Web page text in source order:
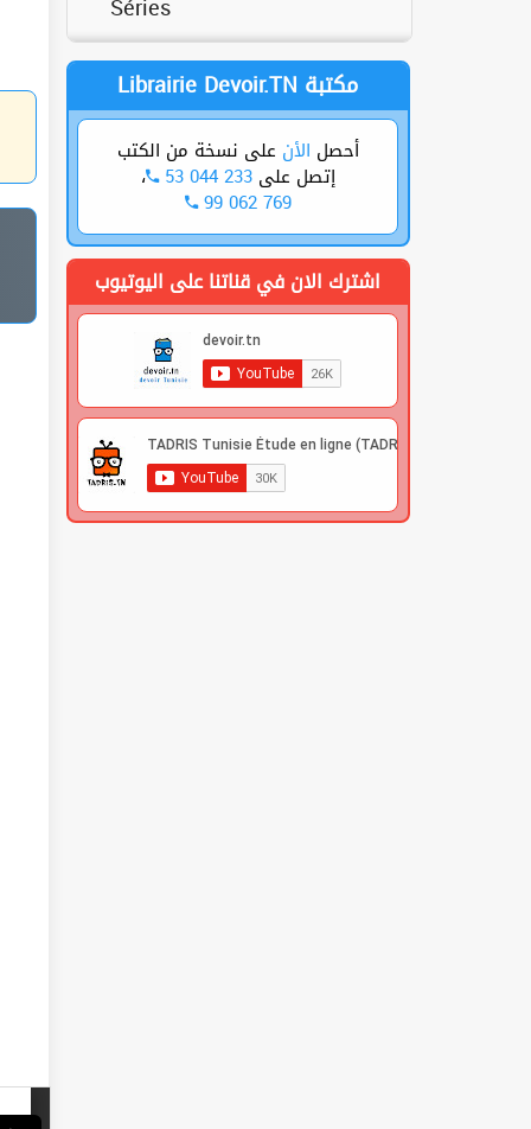
Librairie Devoir.TN مكتبة
أحصل الأن على نسخة من الكتب
إتصل على53 044 233 ،
99 062 769
اشترك الان في قناتنا على اليوتيوب